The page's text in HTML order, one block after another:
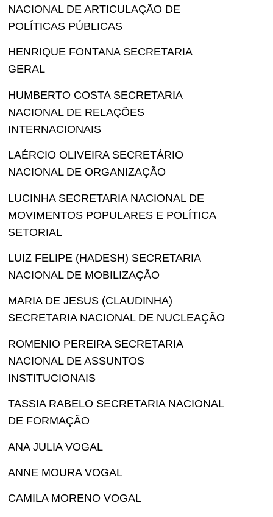
NACIONAL DE ARTICULAÇÃO DE
POLÍTICAS PÚBLICAS
HENRIQUE FONTANA SECRETARIA
GERAL
HUMBERTO COSTA SECRETARIA
NACIONAL DE RELAÇÕES
INTERNACIONAIS
LAÉRCIO OLIVEIRA SECRETÁRIO
NACIONAL DE ORGANIZAÇÃO
LUCINHA SECRETARIA NACIONAL DE
MOVIMENTOS POPULARES E POLÍTICA
SETORIAL
LUIZ FELIPE (HADESH) SECRETARIA
NACIONAL DE MOBILIZAÇÃO
MARIA DE JESUS (CLAUDINHA)
SECRETARIA NACIONAL DE NUCLEAÇÃO
ROMENIO PEREIRA SECRETARIA
NACIONAL DE ASSUNTOS
INSTITUCIONAIS
TASSIA RABELO SECRETARIA NACIONAL
DE FORMAÇÃO
ANA JULIA VOGAL
ANNE MOURA VOGAL
CAMILA MORENO VOGAL